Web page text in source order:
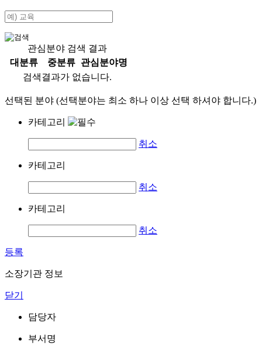
관심분야 검색 결과
대분류
중분류
관심분야명
검색결과가 없습니다.
선택된 분야 (선택분야는 최소 하나 이상 선택 하셔야 합니다.)
카테고리
취소
카테고리
취소
카테고리
취소
등록
소장기관 정보
닫기
담당자
부서명